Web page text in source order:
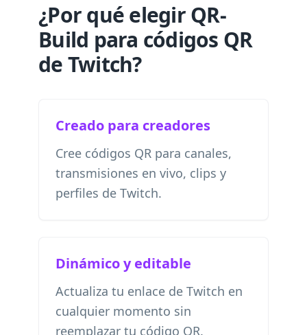
¿Por qué elegir QR-
Build para códigos QR
de Twitch?
Creado para creadores
Cree códigos QR para canales,
transmisiones en vivo, clips y
perfiles de Twitch.
Dinámico y editable
Actualiza tu enlace de Twitch en
cualquier momento sin
reemplazar tu código QR.